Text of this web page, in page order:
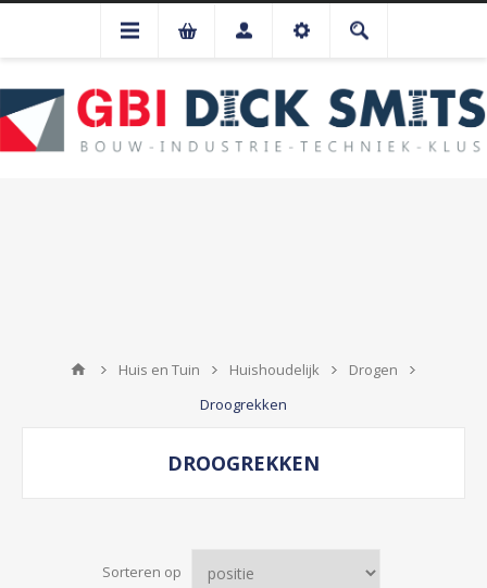
Huis en Tuin Huishoudelijk
Drogen
Droogrekken
DROOGREKKEN
Sorteren op